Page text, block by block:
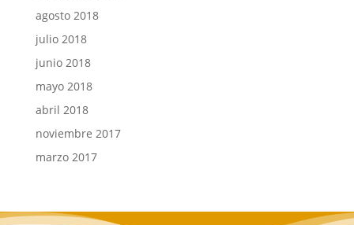
agosto 2018
julio 2018
junio 2018
mayo 2018
abril 2018
noviembre 2017
marzo 2017